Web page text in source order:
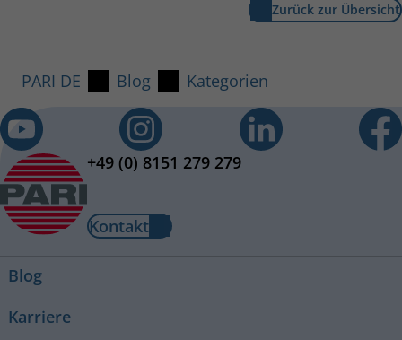
Zurück zur Übersicht
PARI DE Blog Kategorien
+49 (0) 8151 279 279
Kontakt
Blog
Karriere